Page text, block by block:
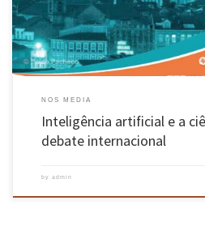
NOS MEDIA
Inteligência artificial e a
debate internacional
by admin